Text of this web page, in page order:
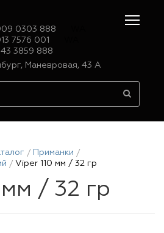
0303 888
7576 001
3859 888
Маневровая, 43 А
Приманки
Viper 110 мм / 32 гр
мм / 32 гр